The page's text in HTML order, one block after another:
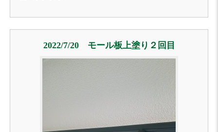
2022/7/20 モール板上塗り２回目